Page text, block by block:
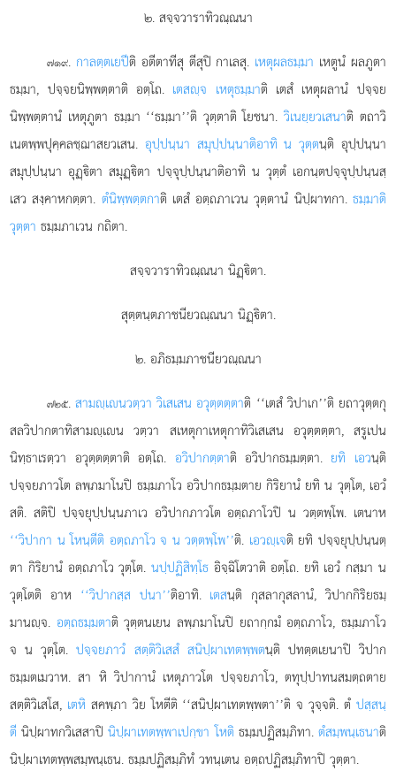
๒. สจฺจวาราทิวณฺณนา
๗๑๙. กาลตฺตเยปีติ อตีตาทีสุ ตีสุปิ กาเลสุ. เหตุผลธมฺมา เหตูนํ ผลภูตา
ธมฺมา, ปจฺจยนิพฺพตฺตาติ อตฺโถ. เตสฺจ เหตุธมฺมาติ เตสํ เหตุผลานํ ปจฺจย
นิพฺพตฺตานํ เหตุภูตา ธมฺมา ‘‘ธมฺมา’’ติ วุตฺตาติ โยชนา.วิเนยฺยวเสนาติ ตถาวิ
เนตพฺพปุคฺคลชฺฌาสยวเสน. อุปฺปนฺนา สมุปฺปนฺนาติอาทิ น วุตฺตนฺติ อุปฺปนฺนา
สมุปฺปนฺนา อุฏฺิตา สมุฏฺิตา ปจฺจุปฺปนฺนาติอาทิ น วุตฺตํ เอกนฺตปจฺจุปฺปนฺนสฺ
เสว สงฺคาหกตฺตา. ตํนิพฺพตฺตกาติ เตสํ อตฺถภาเวน วุตฺตานํ นิปฺผาทกา. ธมฺมาติ
วุตฺตา ธมฺมภาเวน กถิตา.
สจฺจวาราทิวณฺณนา นิฏฺิตา.
สุตฺตนฺตภาชนียวณฺณนา นิฏฺิตา.
๒. อภิธมฺมภาชนียวณฺณนา
๗๒๕.สามฺเนวตฺวา วิเสเสน อวุตฺตตฺตาติ ‘‘เตสํ วิปาเก’’ติ ยถาวุตฺตกุ
สลวิปากตาทิสามฺเน วตฺวา สเหตุกาเหตุกาทิวิเสเสน อวุตฺตตฺตา, สรูเปน
นิทฺธาเรตฺวา อวุตฺตตฺตาติ อตฺโถ. อวิปากตฺตาติ อวิปากธมฺมตฺตา. ยทิ เอวนฺติ
ปจฺจยภาวโต ลพฺภมาโนปิ ธมฺมภาโว อวิปากธมฺมตาย กิริยานํ ยทิ น วุตฺโต, เอวํ
สติ. สติปิ ปจฺจยุปฺปนฺนภาเว อวิปากภาวโต อตฺถภาโวปิ น วตฺตพฺโพ. เตนาห
‘‘วิปากา น โหนฺตีติ อตฺถภาโว จ น วตฺตพฺโพ’’ติ. เอวฺเจติ ยทิ ปจฺจยุปฺปนฺนตฺ
ตา กิริยานํ อตฺถภาโว วุตฺโต. นปฺปฏิสิทฺโธอิจฺฉิโตวาติอตฺโถ. ยทิ เอวํ กสฺมา น
วุตฺโตติ อาห ‘‘วิปากสฺส ปนา’’ติอาทิ. เตสนฺติ กุสลากุสลานํ, วิปากกิริยธมฺ
มานฺจ. อตฺถธมฺมตาติ วุตฺตนเยน ลพฺภมาโนปิ ยถากฺกมํ อตฺถภาโว, ธมฺมภาโว
จ น วุตฺโต.ปจฺจยภาวํ สตฺติวิเสสํ สนิปฺผาเทตพฺพตนฺติ ปทตฺตเยนาปิ วิปาก
ธมฺมตเมวาห. สา หิ วิปากานํ เหตุภาวโต ปจฺจยภาโว, ตทุปฺปาทนสมตฺถตาย
สตฺติวิเสโส, เตหิ สคพฺภา วิย โหตีติ ‘‘สนิปฺผาเทตพฺพตา’’ติ จ วุจฺจติ. ตํ ปสฺสนฺ
ตี นิปฺผาทกวิเสสาปินิปฺผาเทตพฺพาเปกฺขา โหติ ธมฺมปฏิสมฺภิทา. ตํสมฺพนฺเธนาติ
นิปฺผาเทตพฺพสมฺพนฺเธน. ธมฺมปฏิสมฺภิทํ วทนฺเตน อตฺถปฏิสมฺภิทาปิ วุตฺตา.